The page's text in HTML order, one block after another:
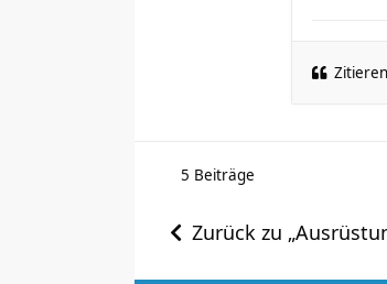
Zitieren
5 Beiträge
Zurück zu